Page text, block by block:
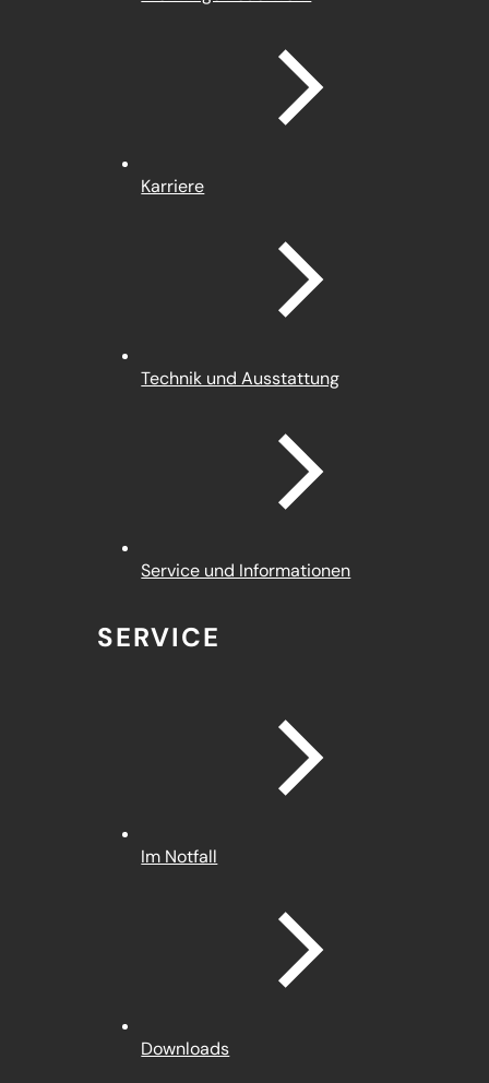
Karriere
Technik und Ausstattung
Service und Informationen
SERVICE
Im Notfall
Downloads